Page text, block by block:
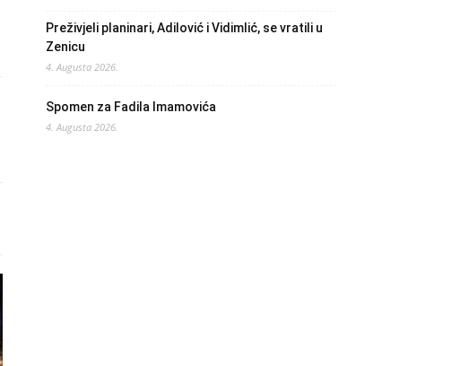
Preživjeli planinari, Adilović i Vidimlić, se vratili u
Zenicu
4. Augusta 2026.
Spomen za Fadila Imamovića
4. Augusta 2026.